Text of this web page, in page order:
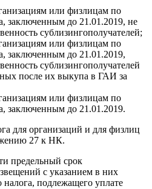
или физлицам по
заключенным до 21.01.2019, не
сублизингополучателей;
или физлицам по
заключенным до 21.01.2019,
сублизингополучателей
после их выкупа в ГАИ за
или физлицам по
заключенным до 21.01.2019.
для организаций и для физлиц
27 к НК.
предельный срок
с указанием в них
подлежащего уплате